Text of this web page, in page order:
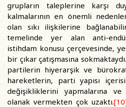
grupların taleplerine karşı
kalmalarının en önemli
olan sıkı ilişkilerine
temelinde yer alan anti-
istihdam konusu çerçevesinde,
bir çıkar çatışmasına
partilerin hiyerarşik ve
hareketlerin, parti yapısı
değişikliklerini yapmalarına ve
olanak vermekten çok uzaktı.